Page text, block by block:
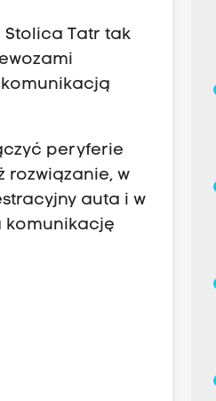
Stolica Tatr tak
komunikacją
peryferie
rozwiązanie, w
auta i w
komunikację